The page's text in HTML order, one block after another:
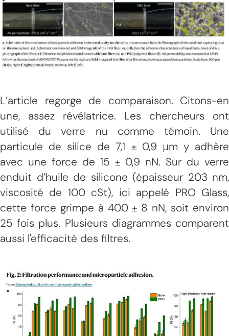
L’article regorge de comparaison. Citons-en
une, assez révélatrice. Les chercheurs ont
utilisé du verre nu comme témoin. Une
particule de silice de 7,1 ± 0,9 μm y adhère
avec une force de 15 ± 0,9 nN. Sur du verre
enduit d’huile de silicone (épaisseur 203 nm,
viscosité de 100 cSt), ici appelé PRO Glass,
cette force grimpe à 400 ± 8 nN, soit environ
25 fois plus. Plusieurs diagrammes comparent
aussi l'efficacité des filtres.